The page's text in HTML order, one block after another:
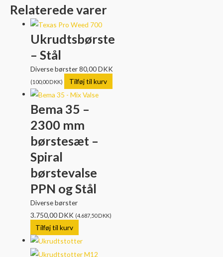
Relaterede varer
Ukrudtsbørste
– Stål
Diverse børster80,00DKK
(100,00DKK) Tilføj til kurv
Bema 35 –
2300 mm
børstesæt –
Spiral
børstevalse
PPN og Stål
Diverse børster
3.750,00DKK (4.687,50DKK)
Tilføj til kurv